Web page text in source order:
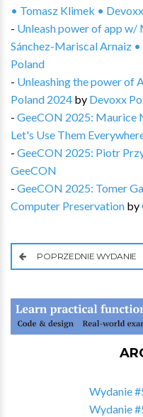
• Tomasz Klimek •
- Unleash power of app
Sánchez-Mariscal Arnaiz
Poland
- Unleashing the power of
Poland 2024 by Devoxx
- GeeCON 2025: Maurice
Let's Use Them
- GeeCON 2025: Piotr
GeeCON
- GeeCON 2025: Tomer
Computer Preservation by
POPRZEDNIE WYDANIE
Wydanie
Wydanie